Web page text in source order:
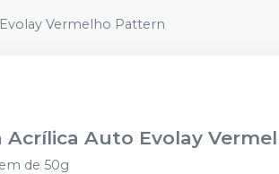
Vermelho Pattern
Acrílica Auto Evolay
de 50g